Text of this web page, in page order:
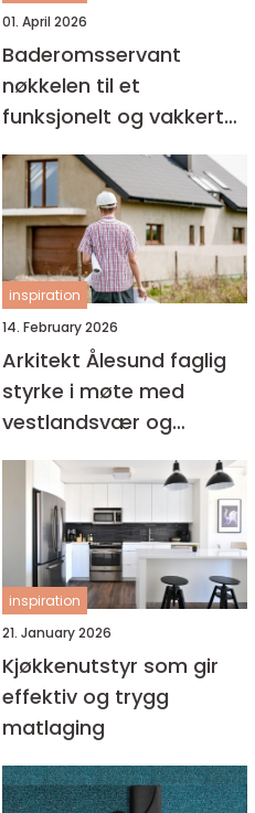
01. April 2026
Baderomsservant
nøkkelen til et
funksjonelt og vakkert
bad
inspiration
14. February 2026
Arkitekt Ålesund faglig
styrke i møte med
vestlandsvær og
byhistorie
inspiration
21. January 2026
Kjøkkenutstyr som gir
effektiv og trygg
matlaging